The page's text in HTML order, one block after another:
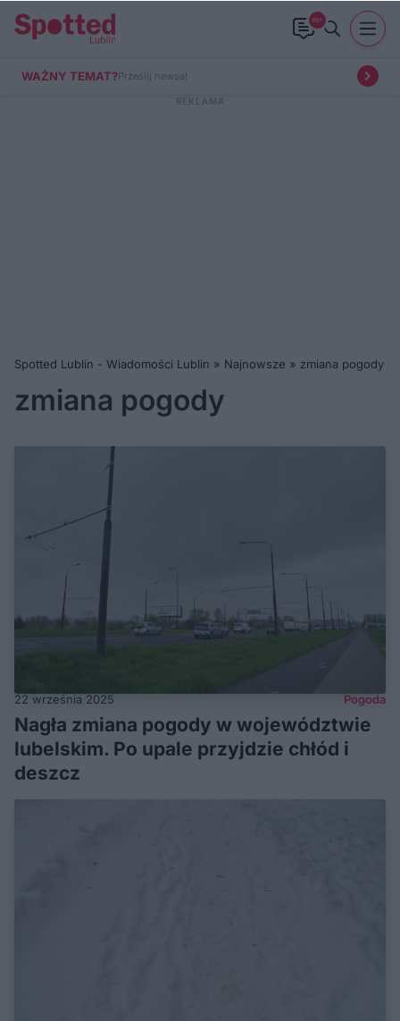
99+
WAŻNY TEMAT?Prześlij newsa!
Spotted Lublin - Wiadomości Lublin » Najnowsze » zmiana pogody
zmiana pogody
22 września 2025 Pogoda
Nagła zmiana pogody w województwie
lubelskim. Po upale przyjdzie chłód i
deszcz